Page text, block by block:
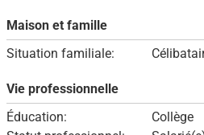
Maison et famille
Situation familiale:
Vie professionnelle
Éducation:
Collège